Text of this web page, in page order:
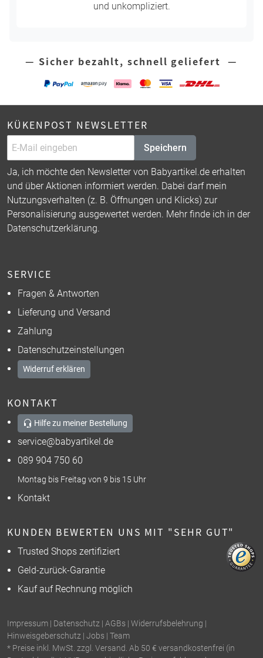
und unkompliziert.
— Sicher bezahlt, schnell geliefert —
KÜKENPOST NEWSLETTER
Speichern
Ja, ich möchte den Newsletter von Babyartikel.de erhalten
und über Aktionen informiert werden. Dabei darf mein
Nutzungsverhalten (z. B. Öffnungen und Klicks) zur
Personalisierung ausgewertet werden. Mehr finde ich in der
Datenschutzerklärung.
SERVICE
Fragen & Antworten
Lieferung und Versand
Zahlung
Datenschutzeinstellungen
Widerruf erklären
KONTAKT
Hilfe zu meiner Bestellung
service@babyartikel.de
089 904 750 60
Montag bis Freitag von 9 bis 15 Uhr
Kontakt
KUNDEN BEWERTEN UNS MIT "SEHR GUT"
Trusted Shops zertifiziert
Geld-zurück-Garantie
Kauf auf Rechnung möglich
Impressum | Datenschutz | AGBs | Widerrufsbelehrung |
Hinweisgeberschutz | Jobs | Team
* Preise inkl. MwSt. zzgl. Versand. Ab 50 € versandkostenfrei (in